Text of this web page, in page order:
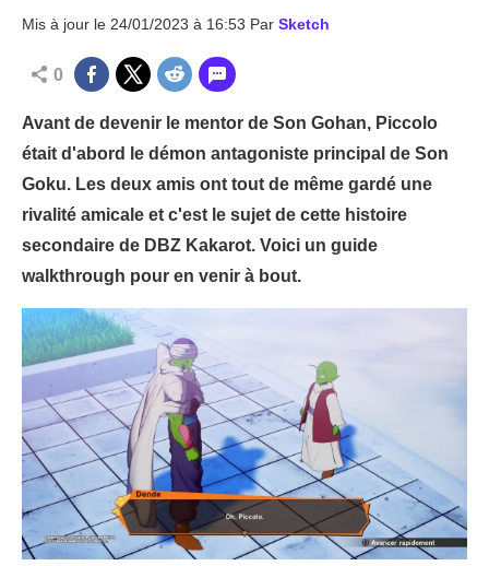
Mis à jour le 24/01/2023 à 16:53 Par Sketch
0
Avant de devenir le mentor de Son Gohan, Piccolo
était d'abord le démon antagoniste principal de Son
Goku. Les deux amis ont tout de même gardé une
rivalité amicale et c'est le sujet de cette histoire
secondaire de DBZ Kakarot. Voici un guide
walkthrough pour en venir à bout.